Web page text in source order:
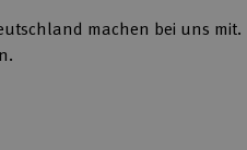
machen bei uns mit.